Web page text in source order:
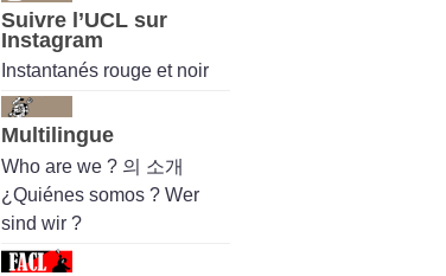
Suivre l’UCL sur
Instagram
Instantanés rouge et noir
Multilingue
Who are we ? 의 소개
¿Quiénes somos ? Wer
sind wir ?